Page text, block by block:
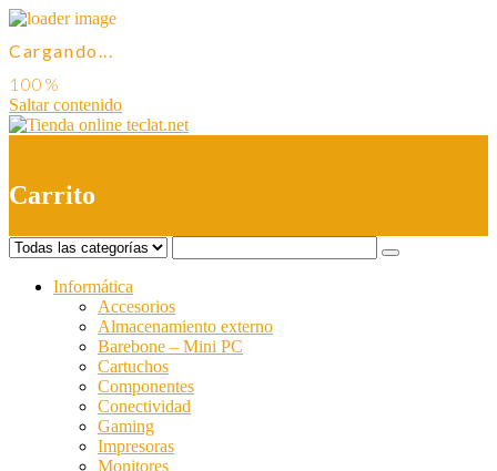
Cargando...
Saltar contenido
Carrito
Informática
Accesorios
Almacenamiento externo
Barebone – Mini PC
Cartuchos
Componentes
Conectividad
Gaming
Impresoras
Monitores